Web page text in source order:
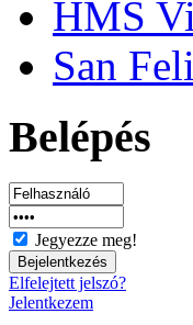
HMS
San
Belépés
Jegyezze meg!
Elfelejtett jelszó?
Jelentkezem